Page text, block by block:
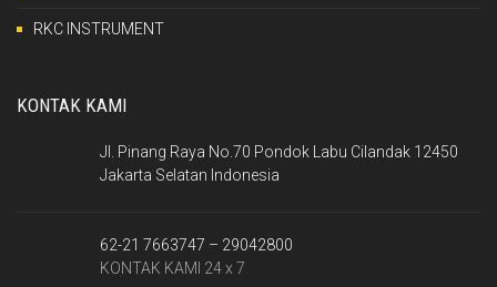
RKC INSTRUMENT
KONTAK KAMI
Jl. Pinang Raya No.70 Pondok Labu Cilandak 12450
Jakarta Selatan Indonesia
62-21 7663747 – 29042800
KONTAK KAMI 24 x 7